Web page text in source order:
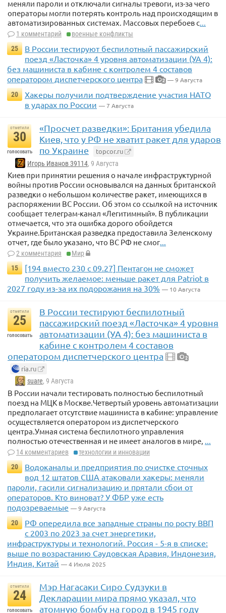
меняли пароли и отключали сигналы тревоги, из-за чего
операторы могли потерять контроль над происходящим в
автоматизированных системах. Массовых перебоев с...
1 комментарий
военные конфликты
25
В России тестируют беспилотный пассажирский
поезд «Ласточка» 4 уровня автоматизации (УА 4):
без машиниста в кабине с контролем 4 составов
оператором диспетчерского центра
2 — 9 Августа
20
Хакеры получили подтверждение участия НАТО
в ударах по России — 7 Августа
отметили
30
голосовать
«Просчет разведки»: Британия убедила
Киев, что у РФ не хватит ракет для ударов
по Украине
topcor.ru
Игорь Иванов 39114, 9 Августа
Киев при принятии решения о начале инфраструктурной
войны против России основывался на данных британской
разведки о небольшом количестве ракет, имеющихся в
распоряжении ВС России. Об этом со ссылкой на источник
сообщает телеграм-канал «Легитимный». В публикации
отмечается, что эта ошибка дорого обойдется
Украине.Британская разведка предоставила Зеленскому
отчет, где было указано, что ВС РФ не смог...
2 комментария
Мир
15
[194 вместо 230 с 09.27] Пентагон не сможет
получить желаемое: меньше ракет для Patriot в
2027 году из-за их подорожания на 30% — 10 Августа
отметили
25
голосовать
В России тестируют беспилотный
пассажирский поезд «Ласточка» 4 уровня
автоматизации (УА 4): без машиниста в
кабине с контролем 4 составов
оператором диспетчерского центра
2
ria.ru
suare, 9 Августа
В России начали тестировать полностью беспилотный
поезд на МЦК в Москве.Четвертый уровень автоматизации
предполагает отсутствие машиниста в кабине: управление
осуществляется оператором из диспетчерского
центра.Умная система беспилотного управления
полностью отечественная и не имеет аналогов в мире,
14 комментариев
технологии и инновации
20
Водоканалы и предприятия по очистке сточных
вод 12 штатов США атаковали хакеры: меняли
пароли, гасили сигнализацию и прятали сбои от
операторов. Кто виноват? У ФБР уже есть
подозреваемые — 9 Августа
20
РФ опередила все западные страны по росту ВВП
с 2003 по 2023 за счет энергетики,
инфраструктуры и технологий. Россия - 5-я в списке:
выше по возрастанию Саудовская Аравия, Индонезия,
Индия, Китай — 4 Июля 2025
отметили
24
голосовать
Мэр Нагасаки Сиро Судзуки в
Декларации мира прямо указал, что
атомную бомбу на город в 1945 году